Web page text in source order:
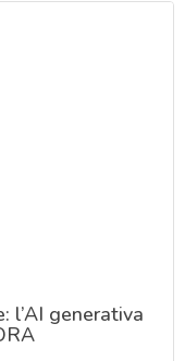
l’AI generativa